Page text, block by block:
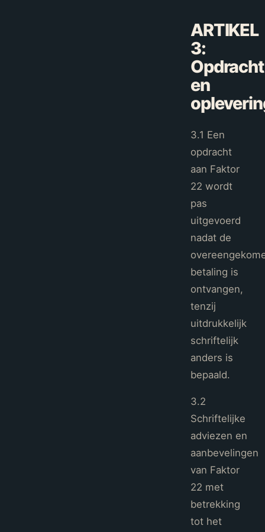
ARTIKEL
3:
Opdracht
en
3.1 Een
opdracht
aan Faktor
22 wordt
pas
uitgevoerd
nadat de
betaling is
ontvangen,
tenzij
uitdrukkelijk
schriftelijk
anders is
bepaald.
3.2
Schriftelijke
adviezen en
aanbevelingen
van Faktor
22 met
betrekking
tot het